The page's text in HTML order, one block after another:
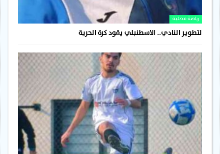
رياضة محلية
لتطوير النادي.. الاسطنبلي يقود كرة الحرية